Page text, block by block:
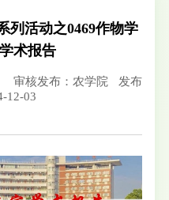
列活动之0469作物学
术报告
审核发布：农学院
发布
12-03